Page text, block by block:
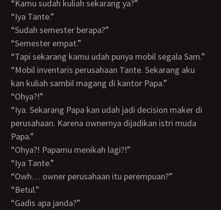
“Kamu sudah kuliah sekarang ya?”
“Iya Tante.”
“Sudah semester berapa?”
“Semester empat.”
“Tapi sekarang kamu udah punya mobil segala Sam.”
“Mobil inventaris perusahaan Tante. Sekarang aku
kan kuliah sambil magang di kantor Papa.”
“Ohya?!”
“Iya. Sekarang Papa kan udah jadi decision maker di
perusahaan. Karena ownernya dijadikan istri muda
Papa.”
“Ohya?! Papamu menikah lagi?!”
“Iya Tante.”
“Owh… owner perusahaan itu perempuan?”
“Betul.”
“Gadis apa janda?”